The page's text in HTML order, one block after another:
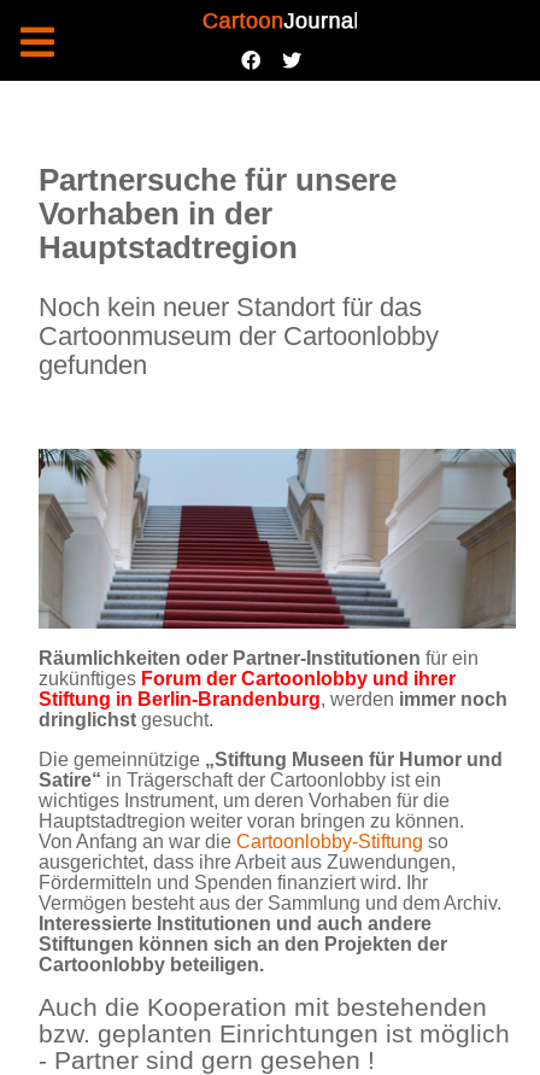
Partnersuche für unsere
Vorhaben in der
Hauptstadtregion
Noch kein neuer Standort für das
Cartoonmuseum der Cartoonlobby
gefunden
Räumlichkeiten oder Partner-Institutionen für ein
zukünftiges Forum der Cartoonlobby und ihrer
Stiftung in Berlin-Brandenburg, werden immer noch
dringlichst gesucht.
Die gemeinnützige „Stiftung Museen für Humor und
Satire“ in Trägerschaft der Cartoonlobby ist ein
wichtiges Instrument, um deren Vorhaben für die
Hauptstadtregion weiter voran bringen zu können.
Von Anfang an war die Cartoonlobby-Stiftung so
ausgerichtet, dass ihre Arbeit aus Zuwendungen,
Fördermitteln und Spenden finanziert wird. Ihr
Vermögen besteht aus der Sammlung und dem Archiv.
Interessierte Institutionen und auch andere
Stiftungen können sich an den Projekten der
Cartoonlobby beteiligen.
Auch die Kooperation mit bestehenden
bzw. geplanten Einrichtungen ist möglich
- Partner sind gern gesehen !